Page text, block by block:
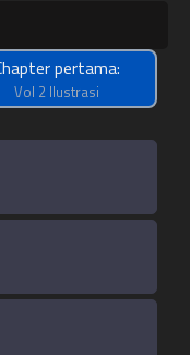
hari ini.
pertama:
Vol 2 Ilustrasi